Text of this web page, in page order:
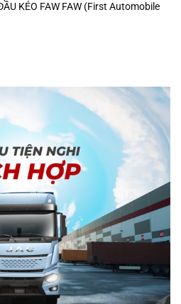
KÉO FAW FAW (First Automobile